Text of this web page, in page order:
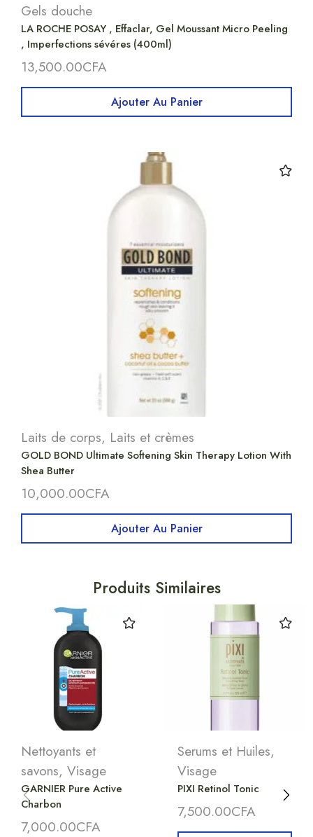
Gels douche
LA ROCHE POSAY , Effaclar, Gel Moussant Micro Peeling
, Imperfections sévéres (400ml)
13,500.00CFA
Ajouter Au Panier
Laits de corps, Laits et crèmes
GOLD BOND Ultimate Softening Skin Therapy Lotion With
Shea Butter
10,000.00CFA
Ajouter Au Panier
Produits Similaires
Nettoyants et
savons, Visage
GARNIER Pure Active
Charbon
7,000.00CFA
Serums et Huiles,
Visage
PIXI Retinol Tonic
7,500.00CFA